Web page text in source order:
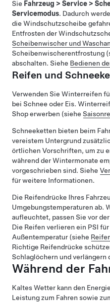
Sie Fahrzeug > Service >
Servicemodus. Dadurch
die Windschutzscheibe
Entfrosten der
Scheibenwischer und
Scheibenwischerentfrostung
abschalten. Siehe Bedienen
Reifen und
Verwenden Sie Winterreifen
bei Schnee oder Eis.
Shop erwerben (siehe
Schneeketten bieten beim
vereistem Untergrund
örtlichen Vorschriften, um zu
während der Wintermonate
vorgeschrieben sind. Siehe
für weitere Informationen.
Die Reifendrücke Ihres
Umgebungstemperaturen ab.
aufleuchtet, passen Sie vor
Die Reifen verlieren ein PSI für
Außentemperatur (siehe
Richtige Reifendrücke
Schlaglöchern und verlängern
Während der
Kaltes Wetter kann den
Leistung zum Fahren sowie